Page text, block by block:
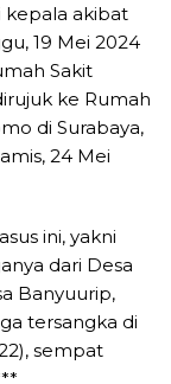
kepala akibat
19 Mei 2024
Sakit
ke Rumah
di Surabaya,
24 Mei
ini, yakni
dari Desa
Banyuurip,
tersangka di
sempat